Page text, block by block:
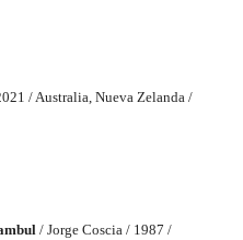
/ Australia, Nueva Zelanda /
/ Jorge Coscia / 1987 /